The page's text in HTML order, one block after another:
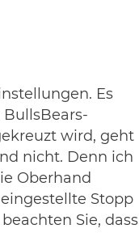
Es
wird, geht
nicht. Denn ich
Oberhand
Stopp
Sie, dass